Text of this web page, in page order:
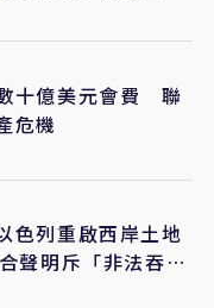
十億美元會費 聯
危機
色列重啟西岸土地
聲明斥「非法吞